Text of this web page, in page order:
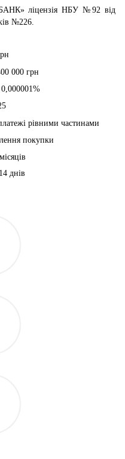
ліцензія НБУ №92 від
№226.
000 грн
0,000001%
рівними частинами
покупки
днів